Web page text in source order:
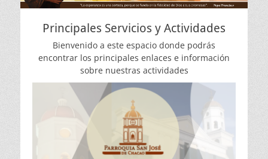
Principales Servicios y Actividades
Bienvenido a este espacio donde podrás
encontrar los principales enlaces e información
sobre nuestras actividades